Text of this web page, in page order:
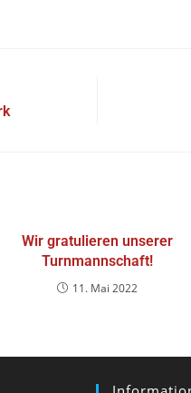
Wir gratulieren unserer
Turnmannschaft!
11. Mai 2022